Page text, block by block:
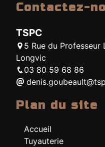
Contactez-
TSPC
5 Rue du Professeur
Longvic
03 80 59 68 86
Plan du site
Accueil
Tuyauterie